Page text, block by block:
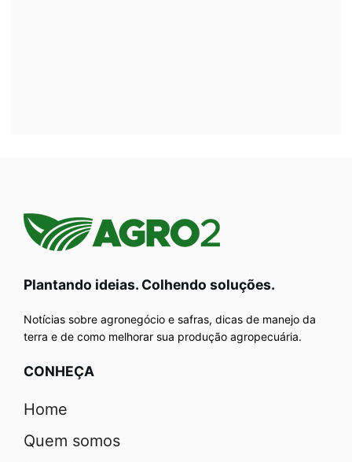
Plantando ideias. Colhendo soluções.
Notícias sobre agronegócio e safras, dicas de manejo da
terra e de como melhorar sua produção agropecuária.
CONHEÇA
Home
Quem somos